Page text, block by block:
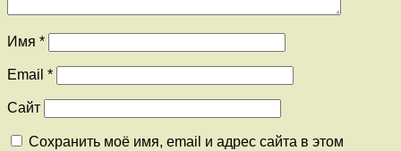
Имя *
Email *
Сайт
Сохранить моё имя, email и адрес сайта в этом